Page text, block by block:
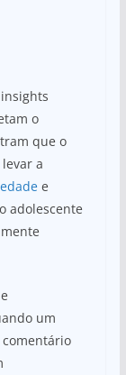
o
que o
a
e
adolescente
um